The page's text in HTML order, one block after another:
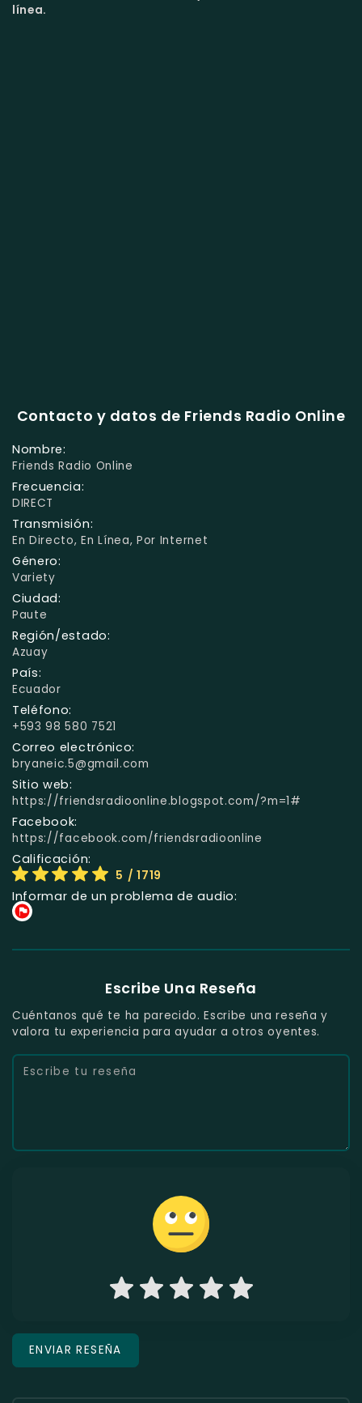
línea.
Contacto y datos de Friends Radio Online
Nombre:
Friends Radio Online
Frecuencia:
DIRECT
Transmisión:
En Directo, En Línea, Por Internet
Género:
Variety
Ciudad:
Paute
Región/estado:
Azuay
País:
Ecuador
Teléfono:
+593 98 580 7521
Correo electrónico:
bryaneic.5@gmail.com
Sitio web:
https://friendsradioonline.blogspot.com/?m=1#
Facebook:
https://facebook.com/friendsradioonline
Calificación:
5 / 1719
Informar de un problema de audio:
Escribe Una Reseña
Cuéntanos qué te ha parecido. Escribe una reseña y
valora tu experiencia para ayudar a otros oyentes.